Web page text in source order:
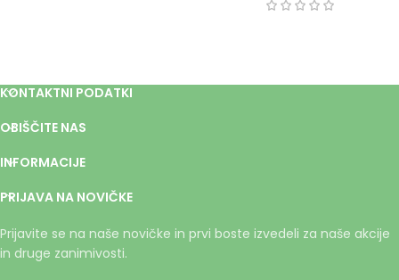
KONTAKTNI PODATKI
OBIŠČITE NAS
INFORMACIJE
PRIJAVA NA NOVIČKE
Prijavite se na naše novičke in prvi boste izvedeli za naše akcije
in druge zanimivosti.